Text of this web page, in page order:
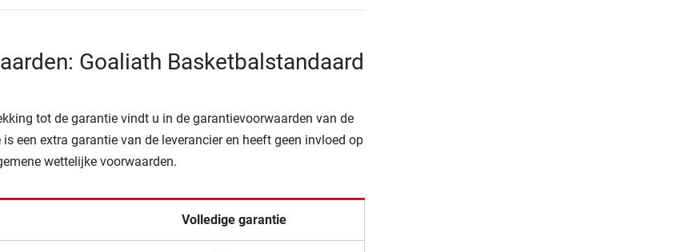
Goaliath Basketbalstandaard
tot de garantie vindt u in de garantievoorwaarden van de
is een extra garantie van de leverancier en heeft geen invloed op
wettelijke voorwaarden.
Volledige garantie